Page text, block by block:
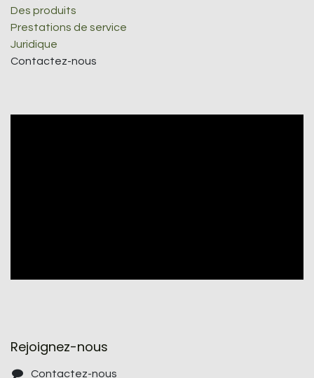
Des produits
Prestations de service
Juridique
Contactez-nous
Rejoignez-nous
Contactez-nous